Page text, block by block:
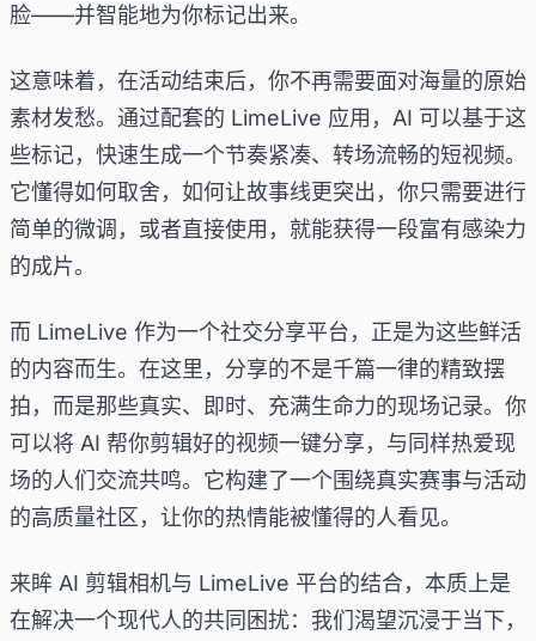
脸——并智能地为你标记出来。
这意味着，在活动结束后，你不再需要面对海量的原始
素材发愁。通过配套的 LimeLive 应用，AI 可以基于这
些标记，快速生成一个节奏紧凑、转场流畅的短视频。
它懂得如何取舍，如何让故事线更突出，你只需要进行
简单的微调，或者直接使用，就能获得一段富有感染力
的成片。
而 LimeLive 作为一个社交分享平台，正是为这些鲜活
的内容而生。在这里，分享的不是千篇一律的精致摆
拍，而是那些真实、即时、充满生命力的现场记录。你
可以将 AI 帮你剪辑好的视频一键分享，与同样热爱现
场的人们交流共鸣。它构建了一个围绕真实赛事与活动
的高质量社区，让你的热情能被懂得的人看见。
来眸 AI 剪辑相机与 LimeLive 平台的结合，本质上是
在解决一个现代人的共同困扰：我们渴望沉浸于当下，